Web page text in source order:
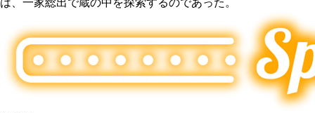
は、一家総出で蔵の中を探索するのであった。